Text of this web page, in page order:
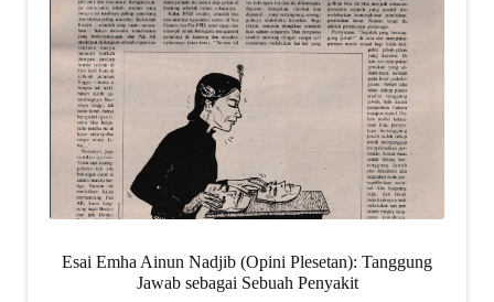
Esai Emha Ainun Nadjib (Opini Plesetan): Tanggung
Jawab sebagai Sebuah Penyakit